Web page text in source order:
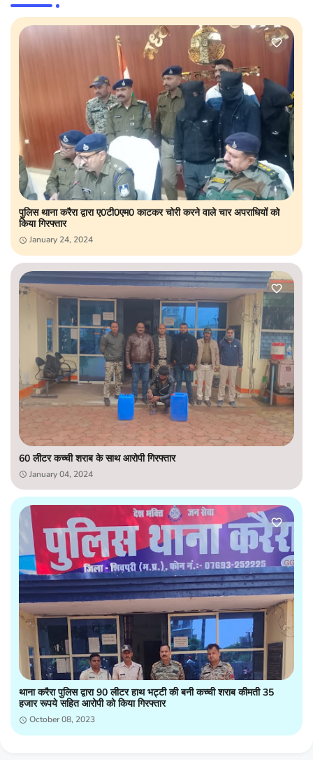
पुलिस थाना करैरा द्वारा ए0टी0एम0 काटकर चोरी करने वाले चार अपराधियों को
किया गिरफ्तार
January 24, 2024
60 लीटर कच्ची शराब के साथ आरोपी गिरफ्तार
January 04, 2024
थाना करैरा पुलिस द्वारा 90 लीटर हाथ भट्टी की बनी कच्ची शराब कीमती 35
हजार रूपये सहित आरोपी को किया गिरफ्तार
October 08, 2023